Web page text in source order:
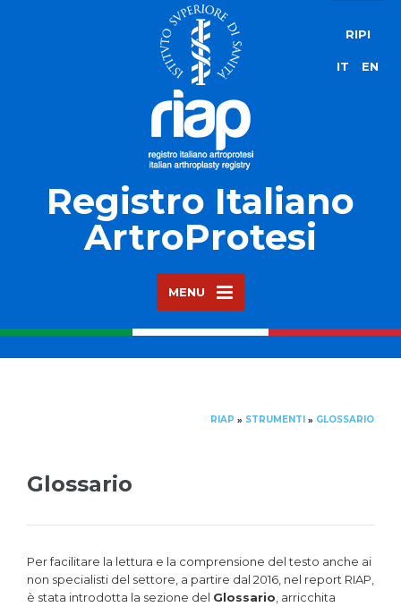
Registro Italiano
ArtroProtesi
MENU
RIPI
IT EN
RIAP » STRUMENTI » GLOSSARIO
Glossario
Per facilitare la lettura e la comprensione del testo anche ai
non specialisti del settore, a partire dal 2016, nel report RIAP,
è stata introdotta la sezione del Glossario , arricchita